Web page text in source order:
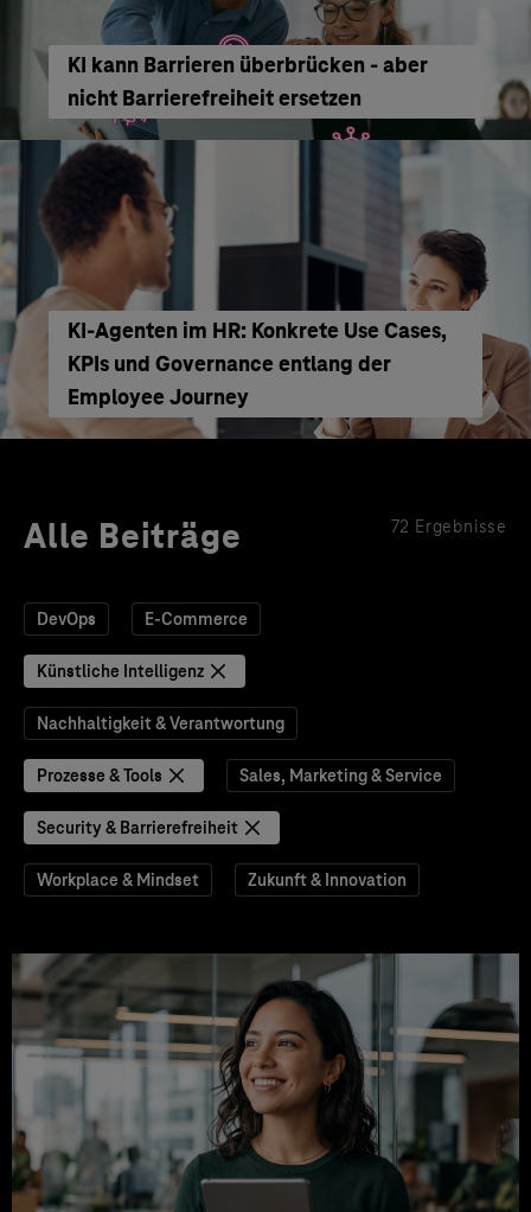
KI kann Barrieren überbrücken - aber
nicht Barrierefreiheit ersetzen
KI‑Agenten im HR: Konkrete Use Cases,
KPIs und Governance entlang der
Employee Journey
Alle Beiträge 72 Ergebnisse
DevOps E-Commerce
Künstliche Intelligenz
Nachhaltigkeit & Verantwortung
Prozesse & Tools Sales, Marketing & Service
Security & Barrierefreiheit
Workplace & Mindset Zukunft & Innovation